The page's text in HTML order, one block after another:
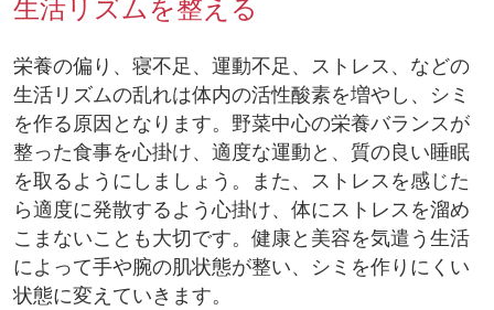
栄養の偏り、寝不足、運動不足、ストレス、などの
生活リズムの乱れは体内の活性酸素を増やし、シミ
を作る原因となります。野菜中心の栄養バランスが
整った食事を心掛け、適度な運動と、質の良い睡眠
を取るようにしましょう。また、ストレスを感じた
ら適度に発散するよう心掛け、体にストレスを溜め
こまないことも大切です。健康と美容を気遣う生活
によって手や腕の肌状態が整い、シミを作りにくい
状態に変えていきます。